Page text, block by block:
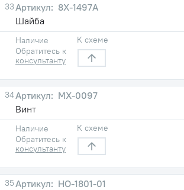
33
8Х-1497А
Шайба
Наличие
Обратитесь к
консультанту
К схеме
34
МХ-0097
Винт
Наличие
Обратитесь к
консультанту
К схеме
35
НО-1801-01